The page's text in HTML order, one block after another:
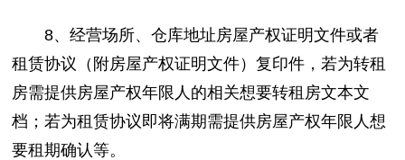
8、经营场所、仓库地址房屋产权证明文件或者
租赁协议（附房屋产权证明文件）复印件，若为转租
房需提供房屋产权年限人的相关想要转租房文本文
档；若为租赁协议即将满期需提供房屋产权年限人想
要租期确认等。